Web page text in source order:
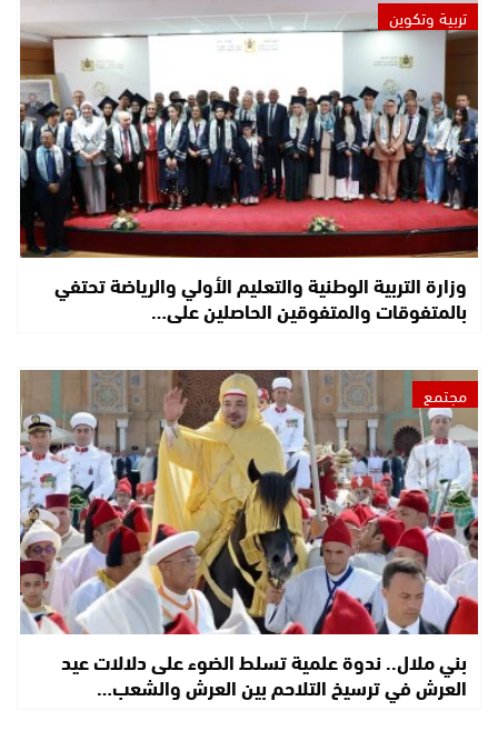
تربية وتكوين
وزارة التربية الوطنية والتعليم الأولي والرياضة تحتفي
بالمتفوقات والمتفوقين الحاصلين على…
مجتمع
بني ملال.. ندوة علمية تسلط الضوء على دلالات عيد
العرش في ترسيخ التلاحم بين العرش والشعب…